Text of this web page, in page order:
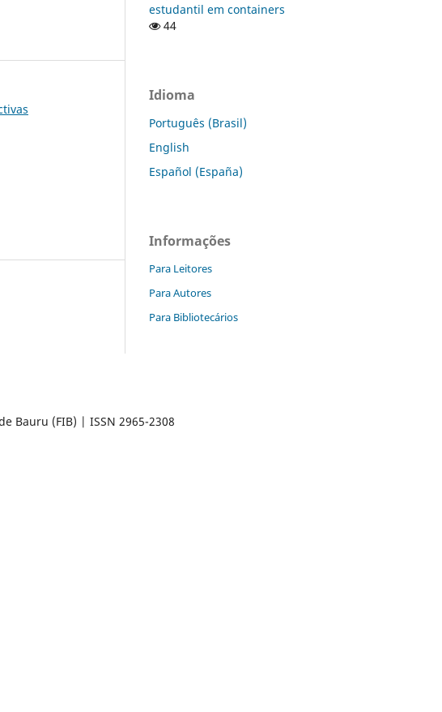
estudantil em containers
44
Idioma
Português (Brasil)
English
Español (España)
Informações
Para Leitores
Para Autores
Para Bibliotecários
Bauru (FIB) | ISSN 2965-2308